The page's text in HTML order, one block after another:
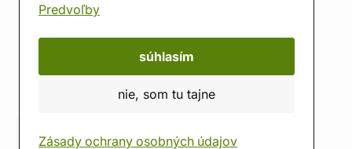
Predvoľby
súhlasím
nie, som tu tajne
Zásady ochrany osobných údajov
Hodnotenie obchodu